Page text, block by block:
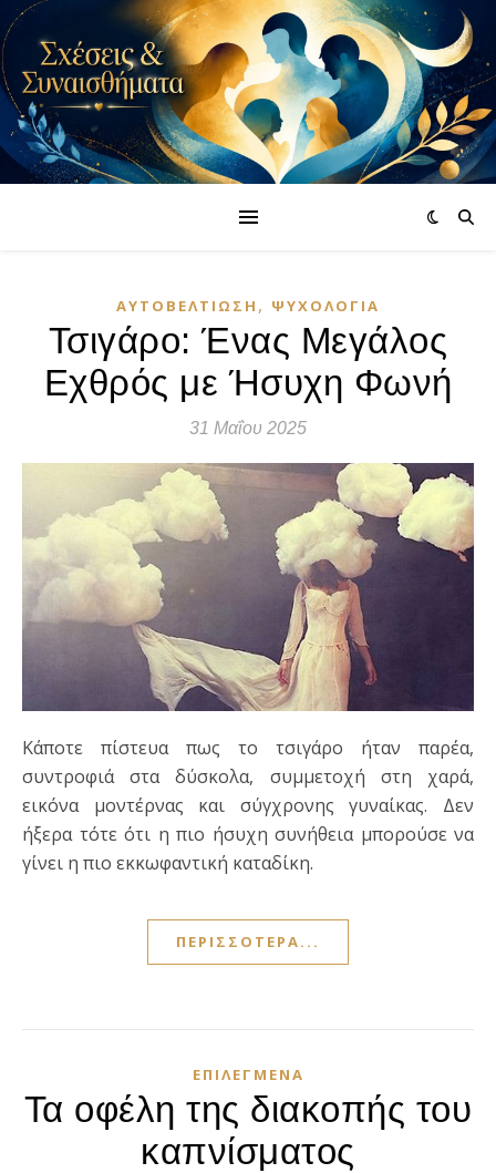
ΑΥΤΟΒΕΛΤΊΩΣΗ , ΨΥΧΟΛΟΓΊΑ
Τσιγάρο: Ένας Μεγάλος
Εχθρός με Ήσυχη Φωνή
31 Μαΐου 2025
Κάποτε πίστευα πως το τσιγάρο ήταν παρέα,
συντροφιά στα δύσκολα, συμμετοχή στη χαρά,
εικόνα μοντέρνας και σύγχρονης γυναίκας. Δεν
ήξερα τότε ότι η πιο ήσυχη συνήθεια μπορούσε να
γίνει η πιο εκκωφαντική καταδίκη.
ΠΕΡΙΣΣΌΤΕΡΑ...
ΕΠΙΛΕΓΜΈΝΑ
Τα οφέλη της διακοπής του
καπνίσματος